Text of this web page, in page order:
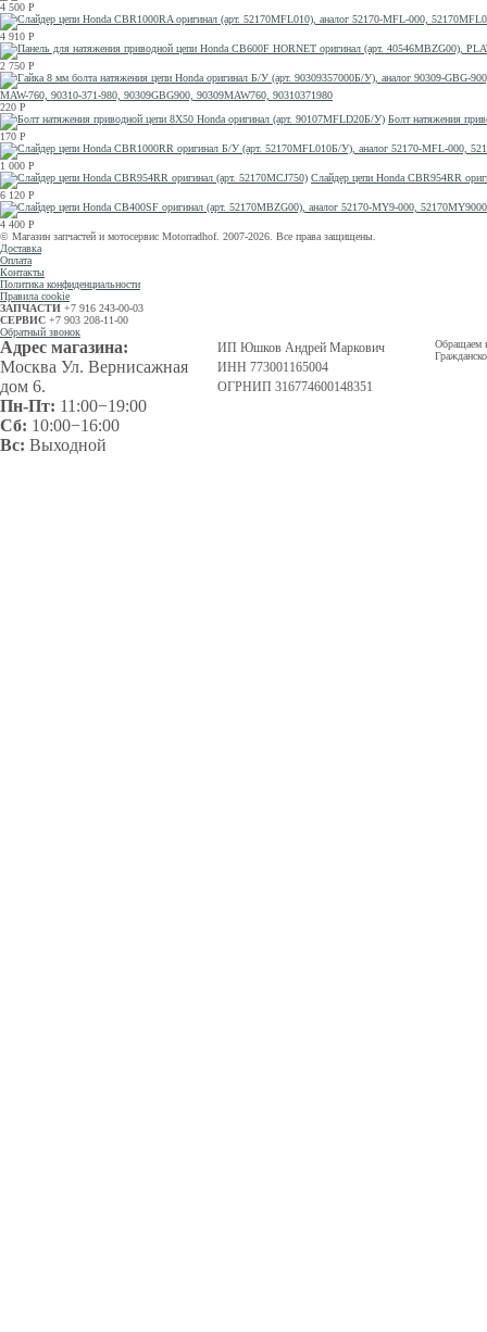
4 500 Р
4 910 Р
2 750 Р
MAW-760, 90310-371-980, 90309GBG900, 90309MAW760, 90310371980
220 Р
Болт натяжения
170 Р
1 000 Р
Слайдер цепи Honda CBR954RR
6 120 Р
4 400 Р
© Магазин запчастей и мотосервис Motorradhof. 2007-2026. Все права защищены.
Доставка
Оплата
Контакты
Политика конфиденциальности
Правила cookie
ЗАПЧАСТИ +7 916 243-00-03
СЕРВИС +7 903 208-11-00
Обратный звонок
Адрес магазина:
Москва Ул. Вернисажная
дом 6.
Пн-Пт: 11:00−19:00
Сб: 10:00−16:00
Вс: Выходной
ИП Юшков Андрей Маркович
ИНН 773001165004
ОГРНИП 316774600148351
Обращаем